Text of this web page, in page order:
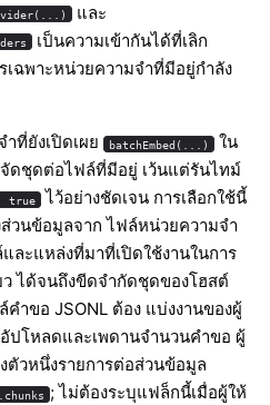
และ
เป็นความเข้ากันได้ที่เลิก
ฉพาะหน่วยความจำที่มีอยู่กำลัง
ที่ยังเปิดเผย batchEmbed(...) ใน
ดชุดต่อไฟล์ที่มีอยู่ เว้นแต่รันไทม์
true ไว้อย่างชัดเจน การเลือกใช้นี้
วนข้อมูลจาก ไฟล์หน่วยความจำ
ละแหล่งที่มาที่เปิดใช้งานในการ
ได้จนถึงขีดจำกัดชุดของโฮสต์
ำขอ JSONL ต้อง แบ่งงานของผู้
ปโหลดและเพดานจำนวนคำขอ ผู้
ตัวหนึ่งรายการต่อส่วนข้อมูล
; ไม่ต้องระบุแฟล็กนี้เมื่อผู้ให้